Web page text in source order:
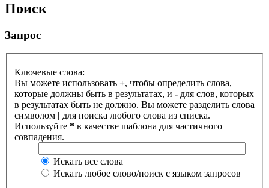
Поиск
Запрос
Ключевые слова:
Вы можете использовать +, чтобы определить слова,
которые должны быть в результатах, и - для слов, которых
в результатах быть не должно. Вы можете разделить слова
символом
для поиска любого слова из списка.
Используйте * в качестве шаблона для частичного
совпадения.
Искать все слова
Искать любое слово/поиск с языком запросов